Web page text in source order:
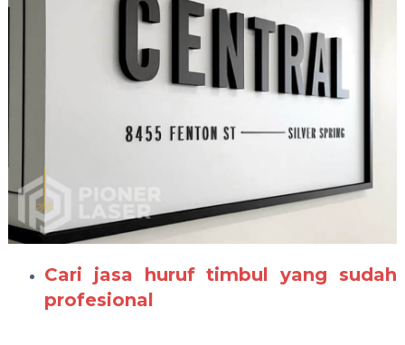
Cari jasa huruf timbul yang sudah
profesional